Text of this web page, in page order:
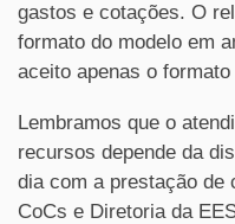
gastos e cotações. O
formato do modelo em
aceito apenas o formato
Lembramos que o
recursos depende da
dia com a prestação de
CoCs e Diretoria da